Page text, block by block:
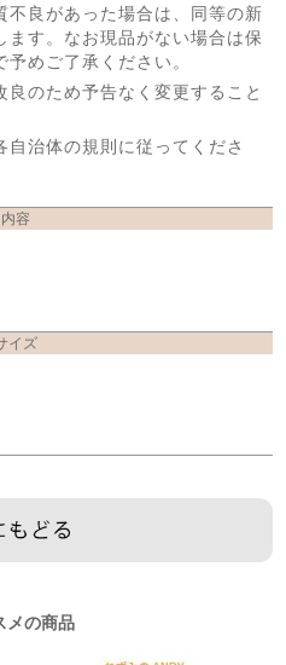
不良があった場合は、同等の新
ます。なお現品がない場合は保
めご了承ください。
のため予告なく変更すること
治体の規則に従ってくださ
内容
イズ
メの商品